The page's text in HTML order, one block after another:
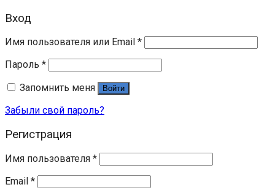
Вход
Имя пользователя или Email *
Пароль *
Запомнить меня
Войти
Забыли свой пароль?
Регистрация
Имя пользователя *
Email *